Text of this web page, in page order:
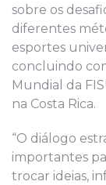
sobre os
diferentes
esportes
concluindo
Mundial da
na Costa Rica.
“O diálogo
importantes
trocar ideias,